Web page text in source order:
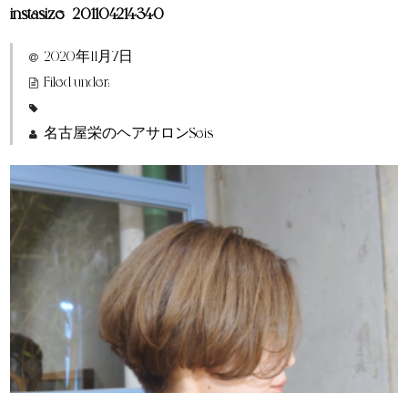
ホーム
特定商取引法に基づく表示
instasize_201104214340
2020年11月7日
Filed under:
名古屋栄のヘアサロンSeis